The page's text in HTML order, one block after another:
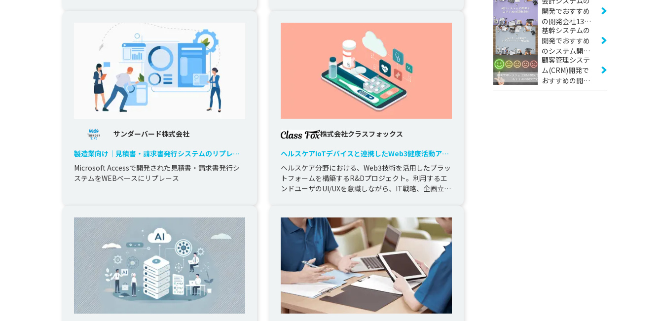
サンダーバード株式会社
製造業向け｜見積書・請求書発行システムのリプレー
ス
Microsoft Accessで開発された見積書・請求書発行シ
ステムをWEBベースにリプレース
株式会社クラスフォックス
ヘルスケアIoTデバイスと連携したWeb3健康活動アプ
リ＆プラットフォームの開発
ヘルスケア分野における、Web3技術を活用したプラッ
トフォームを構築するR&Dプロジェクト。利用するエ
ンドユーザのUI/UXを意識しながら、IT戦略、企画立案
社【2026年版】
開発でおすすめ
の開発会社13社
【2026年版】
基幹システムの
開発でおすすめ
のシステム開発
会社24社【2026
年版】
顧客管理システ
ム(CRM)開発で
おすすめの開発
会社12社【2026